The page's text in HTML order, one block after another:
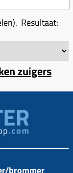
Resultaat:
zuigers
brommer